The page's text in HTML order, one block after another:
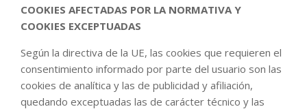
COOKIES AFECTADAS POR LA NORMATIVA Y
COOKIES EXCEPTUADAS
Según la directiva de la UE, las cookies que requieren el
consentimiento informado por parte del usuario son las
cookies de analítica y las de publicidad y afiliación,
quedando exceptuadas las de carácter técnico y las